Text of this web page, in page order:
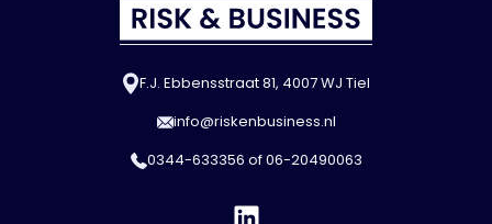
F.J. Ebbensstraat 81, 4007 WJ Tiel
info@riskenbusiness.nl
0344-633356 of06-20490063